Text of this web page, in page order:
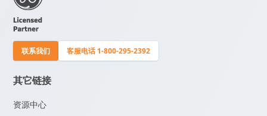
联系我们 客服电话 1-800-295-2392
其它链接
资源中心